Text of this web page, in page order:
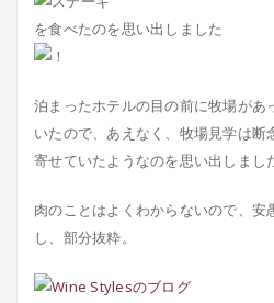
を食べたのを思い出しました
泊まったホテルの目の前に牧場があ
いたので、あえなく、牧場見学は断
寄せていたようなのを思い出しまし
肉のことはよくわからないので、安
し、部分抜粋。